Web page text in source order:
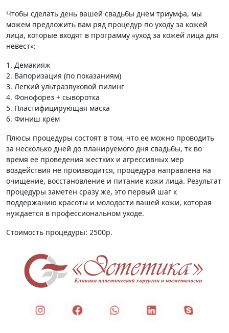
Чтобы сделать день вашей свадьбы днём триумфа, мы
можем предложить вам ряд процедур по уходу за кожей
лица, которые входят в программу «уход за кожей лица для
невест»:
1. Демакияж
2. Вапоризация (по показаниям)
3. Легкий ультразвуковой пилинг
4. Фонофорез + сыворотка
5. Пластифицирующая маска
6. Финиш крем
Плюсы процедуры состоят в том, что ее можно проводить
за несколько дней до планируемого дня свадьбы, тк во
время ее проведения жестких и агрессивных мер
воздействия не производится, процедура направлена на
очищение, восстановление и питание кожи лица. Результат
процедуры заметен сразу же, это первый шаг к
поддержанию красоты и молодости вашей кожи, которая
нуждается в профессиональном уходе.
Стоимость процедуры: 2500р.